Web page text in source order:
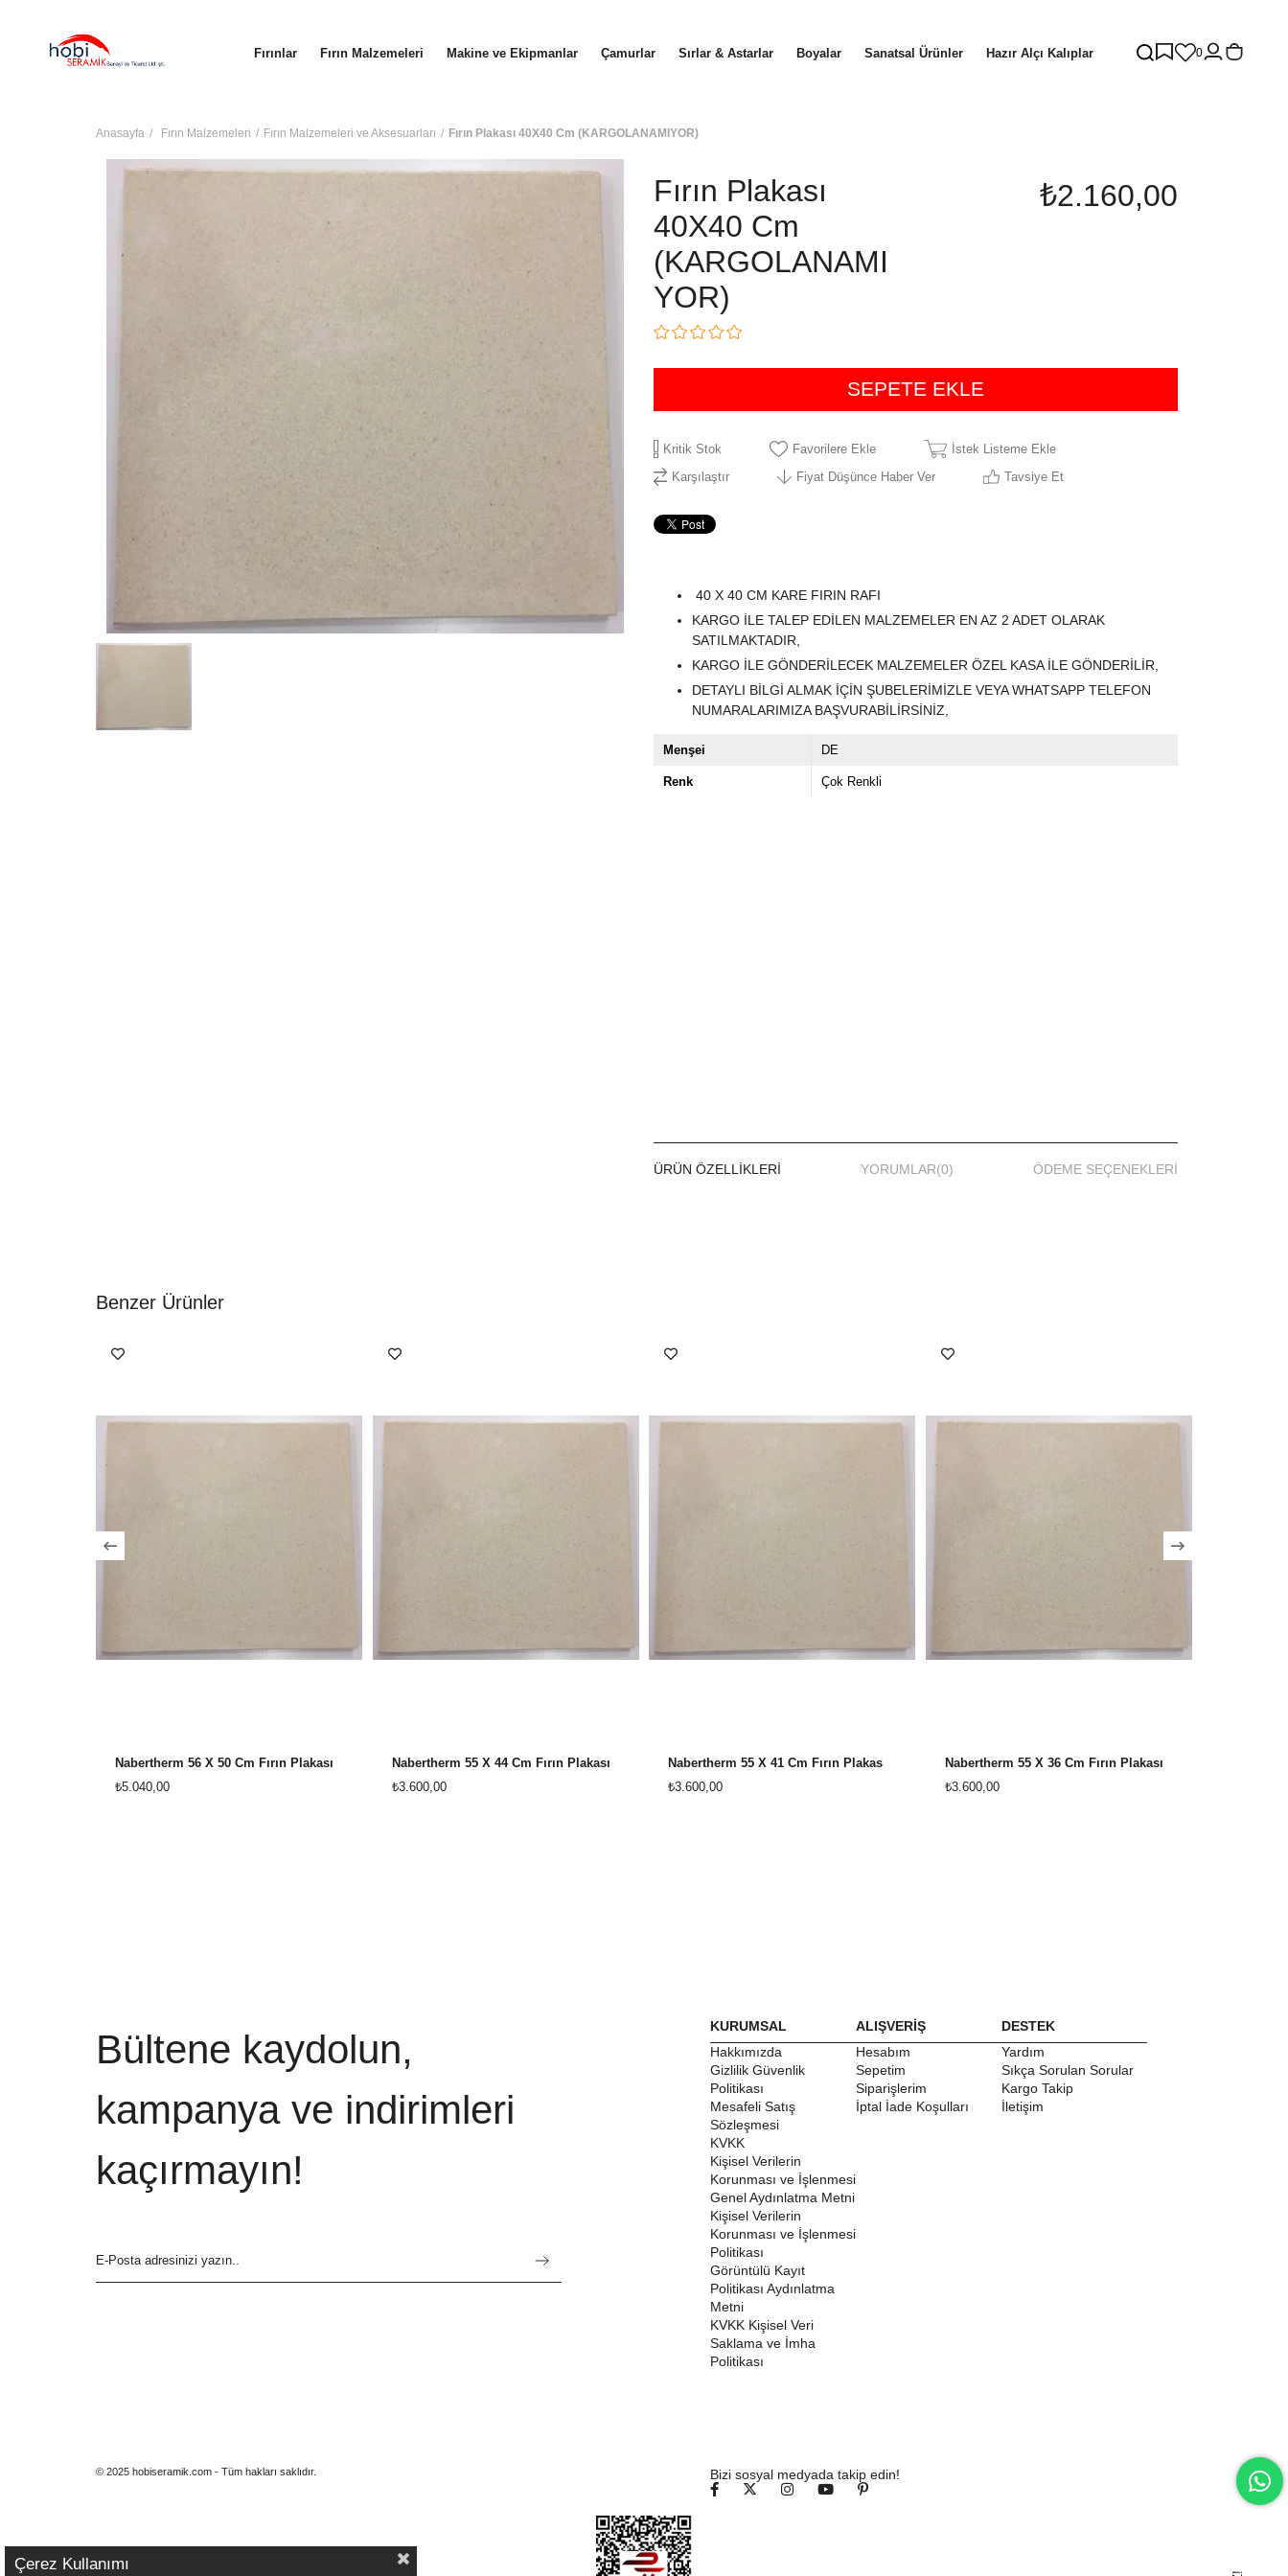
Fırınlar Fırın Malzemeleri Makine ve Ekipmanlar Çamurlar Sırlar & Astarlar Boyalar Sanatsal Ürünler Hazır Alçı Kalıplar 0
Anasayfa Fırın Malzemeleri Fırın Malzemeleri ve Aksesuarları Fırın Plakası 40X40 Cm (KARGOLANAMIYOR)
Fırın Plakası
40X40 Cm
(KARGOLANAMI
YOR)
₺2.160,00
Kritik Stok Favorilere Ekle
İstek Listeme Ekle
Karşılaştır
Fiyat Düşünce Haber Ver Tavsiye Et
40 X 40 CM KARE FIRIN RAFI
KARGO İLE TALEP EDİLEN MALZEMELER EN AZ 2 ADET OLARAK
SATILMAKTADIR,
KARGO İLE GÖNDERİLECEK MALZEMELER ÖZEL KASA İLE GÖNDERİLİR,
DETAYLI BİLGİ ALMAK İÇİN ŞUBELERİMİZLE VEYA WHATSAPP TELEFON
NUMARALARIMIZA BAŞVURABİLİRSİNİZ,
Menşei DE
Renk Çok Renkli
ÜRÜN ÖZELLIKLERI YORUMLAR(0) ÖDEME SEÇENEKLERI
Benzer Ürünler
Nabertherm 56 X 50 Cm Fırın Plakası
₺5.040,00
Nabertherm 55 X 44 Cm Fırın Plakası
₺3.600,00
Nabertherm 55 X 41 Cm Fırın Plakas
₺3.600,00
Nabertherm 55 X 36 Cm Fırın Plakası
₺3.600,00
Bültene kaydolun,
kampanya ve indirimleri
kaçırmayın!
KURUMSAL
Hakkımızda
Gizlilik Güvenlik
Politikası
Mesafeli Satış
Sözleşmesi
KVKK
Kişisel Verilerin
Korunması ve İşlenmesi
Genel Aydınlatma Metni
Kişisel Verilerin
Korunması ve İşlenmesi
Politikası
Görüntülü Kayıt
Politikası Aydınlatma
Metni
KVKK Kişisel Veri
Saklama ve İmha
Politikası
ALIŞVERİŞ
Hesabım
Sepetim
Siparişlerim
İptal İade Koşulları
DESTEK
Yardım
Sıkça Sorulan Sorular
Kargo Takip
İletişim
© 2025 hobiseramik.com - Tüm hakları saklıdır. Bizi sosyal medyada takip edin!
Çerez Kullanımı